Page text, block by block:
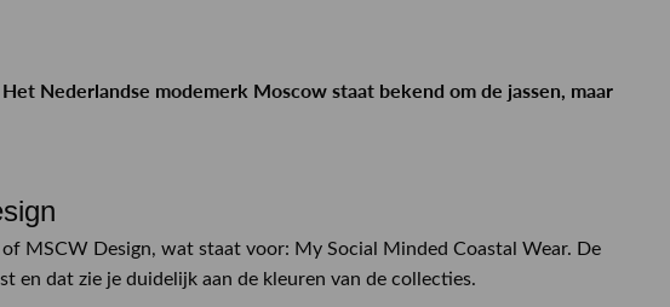
Nederlandse modemerk Moscow staat bekend om de jassen, maar
MSCW Design, wat staat voor: My Social Minded Coastal Wear. De
en dat zie je duidelijk aan de kleuren van de collecties.